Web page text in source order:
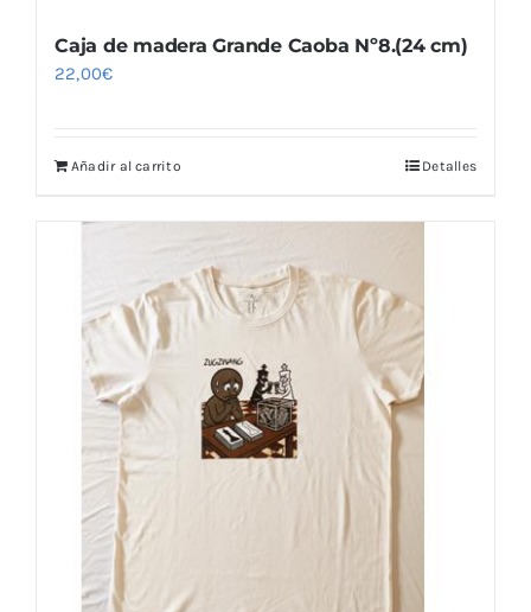
Caja de madera Grande Caoba Nº8.(24 cm)
22,00€
Añadir al carrito Detalles